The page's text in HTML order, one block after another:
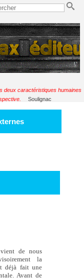
deux caractéristiques humaines
Soulignac
de nous
la
déjà fait une
Avant de